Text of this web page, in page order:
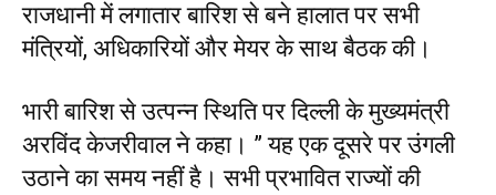
राजधानी में लगातार बारिश से बने हालात पर सभी
मंत्रियों, अधिकारियों और मेयर के साथ बैठक की।
भारी बारिश से उत्पन्न स्थिति पर दिल्ली के मुख्यमंत्री
अरविंद केजरीवाल ने कहा। ” यह एक दूसरे पर उंगली
उठाने का समय नहीं है। सभी प्रभावित राज्यों की